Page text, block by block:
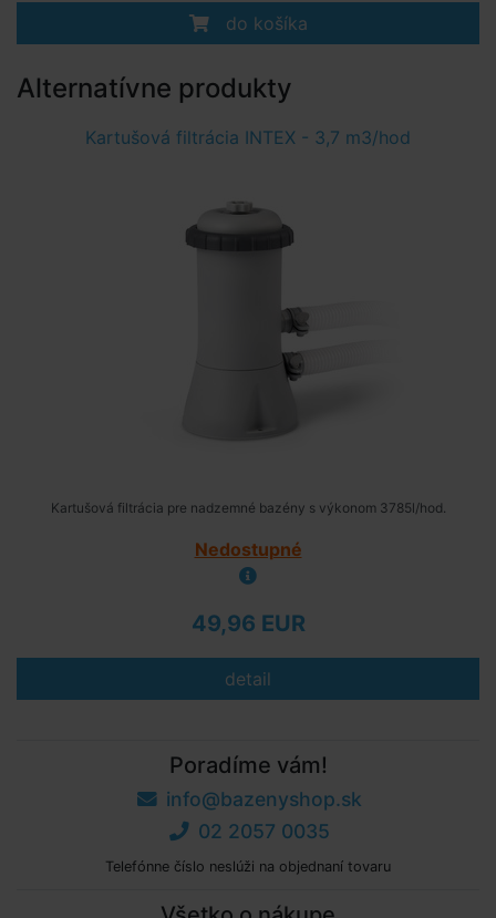
do košíka
Alternatívne produkty
Kartušová filtrácia INTEX - 3,7 m3/hod
Kartušová filtrácia pre nadzemné bazény s výkonom 3785l/hod.
Nedostupné
49,96 EUR
detail
Poradíme vám!
info@bazenyshop.sk
02 2057 0035
Telefónne číslo neslúži na objednaní tovaru